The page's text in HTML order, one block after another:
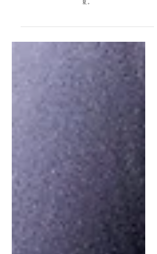
ペットと一緒に夏の思い出写真
夏。